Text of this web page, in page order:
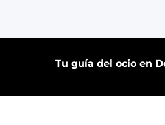
Tu guía del ocio en